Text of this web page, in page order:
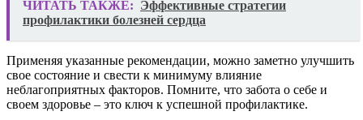
ЧИТАТЬ ТАКЖЕ: Эффективные стратегии
профилактики болезней сердца
Применяя указанные рекомендации, можно заметно улучшить
свое состояние и свести к минимуму влияние
неблагоприятных факторов. Помните, что забота о себе и
своем здоровье – это ключ к успешной профилактике.